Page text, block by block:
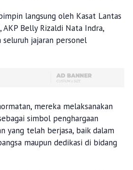
langsung oleh Kasat Lantas
Belly Rizaldi Nata Indra,
seluruh jajaran personel
mereka melaksanakan
simbol penghargaan
yang telah berjasa, baik dalam
maupun dedikasi di bidang